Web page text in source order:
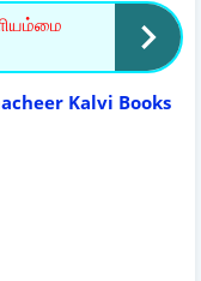
Kalvi Books